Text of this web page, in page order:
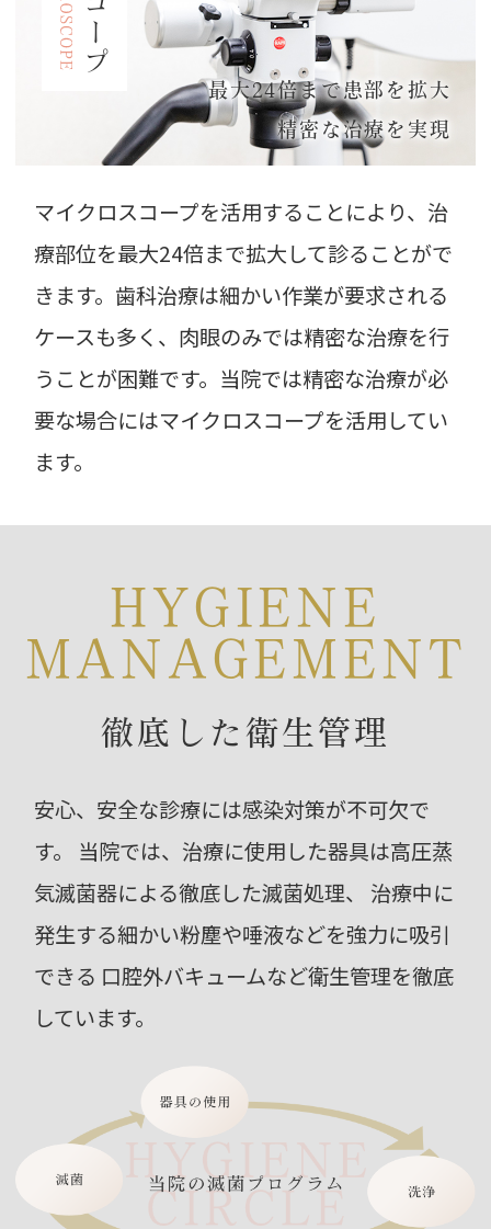
最大24倍まで患部を拡大
精密な治療を実現
マイクロスコープを活用することにより、治
療部位を最大24倍まで拡大して診ることがで
きます。歯科治療は細かい作業が要求される
ケースも多く、肉眼のみでは精密な治療を行
うことが困難です。当院では精密な治療が必
要な場合にはマイクロスコープを活用してい
ます。
HYGIENE
MANAGEMENT
徹底した衛生管理
安心、安全な診療には感染対策が不可欠で
す。
当院では、治療に使用した器具は高圧蒸
気滅菌器による徹底した滅菌処理、
治療中に
発生する細かい粉塵や唾液などを強力に吸引
できる 口腔外バキュームなど衛生管理を徹底
しています。